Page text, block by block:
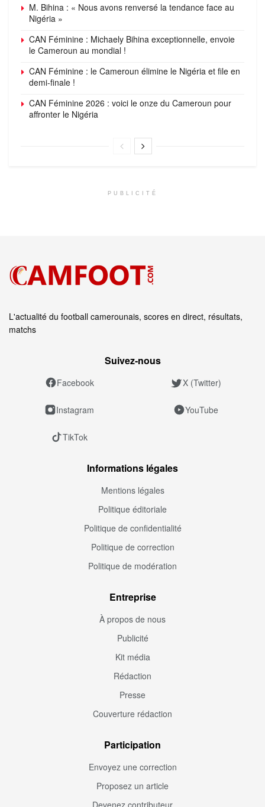
M. Bihina : « Nous avons renversé la tendance face au
Nigéria »
CAN Féminine : Michaely Bihina exceptionnelle, envoie
le Cameroun au mondial !
CAN Féminine : le Cameroun élimine le Nigéria et file en
demi-finale !
CAN Féminine 2026 : voici le onze du Cameroun pour
affronter le Nigéria
PUBLICITÉ
L'actualité du football camerounais, scores en direct, résultats,
matchs
Suivez‑nous
Facebook X (Twitter)
Instagram YouTube
TikTok
Informations légales
Mentions légales
Politique éditoriale
Politique de confidentialité
Politique de correction
Politique de modération
Entreprise
À propos de nous
Publicité
Kit média
Rédaction
Presse
Couverture rédaction
Participation
Envoyez une correction
Proposez un article
Devenez contributeur